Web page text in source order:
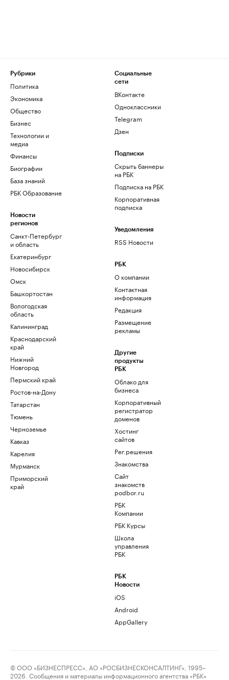
Рубрики
Политика
Экономика
Общество
Бизнес
Технологии и
медиа
Финансы
Биографии
База знаний
РБК Образование
Новости
регионов
Санкт-Петербург
и область
Екатеринбург
Новосибирск
Омск
Башкортостан
Вологодская
область
Калининград
Краснодарский
край
Нижний
Новгород
Пермский край
Ростов-на-Дону
Татарстан
Тюмень
Черноземье
Кавказ
Карелия
Мурманск
Приморский
край
Социальные
сети
ВКонтакте
Одноклассники
Telegram
Дзен
Подписки
Скрыть баннеры
на РБК
Подписка на РБК
Корпоративная
подписка
Уведомления
RSS Новости
РБК
О компании
Контактная
информация
Редакция
Размещение
рекламы
Другие
продукты
РБК
Облако для
бизнеса
Корпоративный
регистратор
доменов
Хостинг
сайтов
Рег.решения
Знакомства
Сайт
знакомств
podbor.ru
РБК
Компании
РБК Курсы
Школа
управления
РБК
РБК
Новости
iOS
Android
AppGallery
© ООО «БИЗНЕСПРЕСС», АО «РОСБИЗНЕСКОНСАЛТИНГ», 1995–
2026. Сообщения и материалы информационного агентства «РБК»